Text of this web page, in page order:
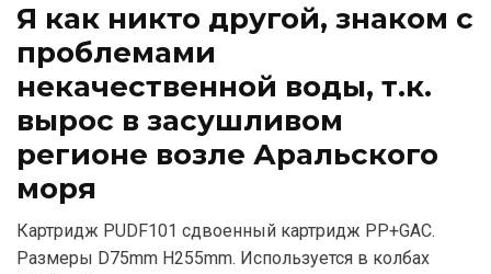
Я как никто другой, знаком c
проблемами
некачественной воды, т.к.
вырос в засушливом
регионе возле Аральского
моря
Картридж PUDF101 сдвоенный картридж РР+GAC.
Размеры D75mm H255mm. Используется в колбах